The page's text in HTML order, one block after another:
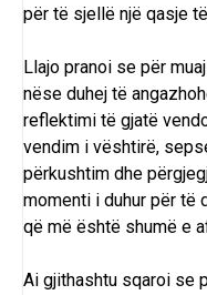
për të sjellë një qasje
Llajo pranoi se për
nëse duhej të
reflektimi të gjatë
vendim i vështirë,
përkushtim dhe
momenti i duhur për të
që më është shumë e
Ai gjithashtu sqaroi se